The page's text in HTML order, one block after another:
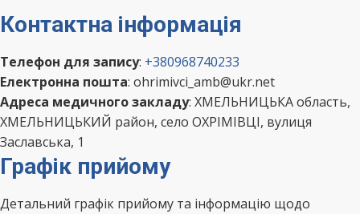
Контактна інформація
Телефон для запису: +380968740233
Електронна пошта: ohrimivci_amb@ukr.net
Адреса медичного закладу: ХМЕЛЬНИЦЬКА область,
ХМЕЛЬНИЦЬКИЙ район, село ОХРІМІВЦІ, вулиця
Заславська, 1
Графік прийому
Детальний графік прийому та інформацію щодо